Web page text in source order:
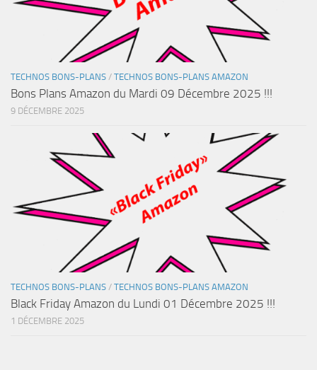
TECHNOS BONS-PLANS / TECHNOS BONS-PLANS AMAZON
Bons Plans Amazon du Mardi 09 Décembre 2025 !!!
9 DÉCEMBRE 2025
TECHNOS BONS-PLANS / TECHNOS BONS-PLANS AMAZON
Black Friday Amazon du Lundi 01 Décembre 2025 !!!
1 DÉCEMBRE 2025